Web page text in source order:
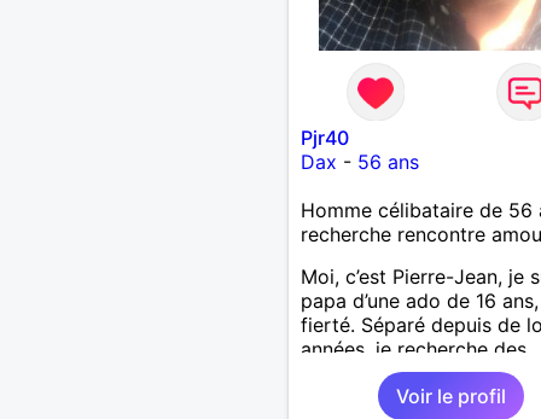
Pjr40
Dax - 56 ans
Homme célibataire de 56
recherche rencontre
Moi, c’est Pierre-Jean, je
papa d’une ado de 16
fierté. Séparé depuis de
années, je recherche des
affinités amicales afin de
rompre une solitude
Voir le profil